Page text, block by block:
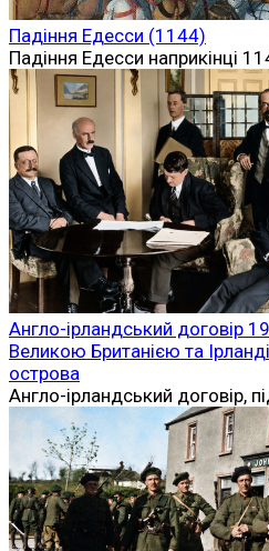
Падіння Едесси (1144)
Падіння Едесси наприкінці
Англо-ірландський договір
Великою Британією та
острова
Англо-ірландський договір,